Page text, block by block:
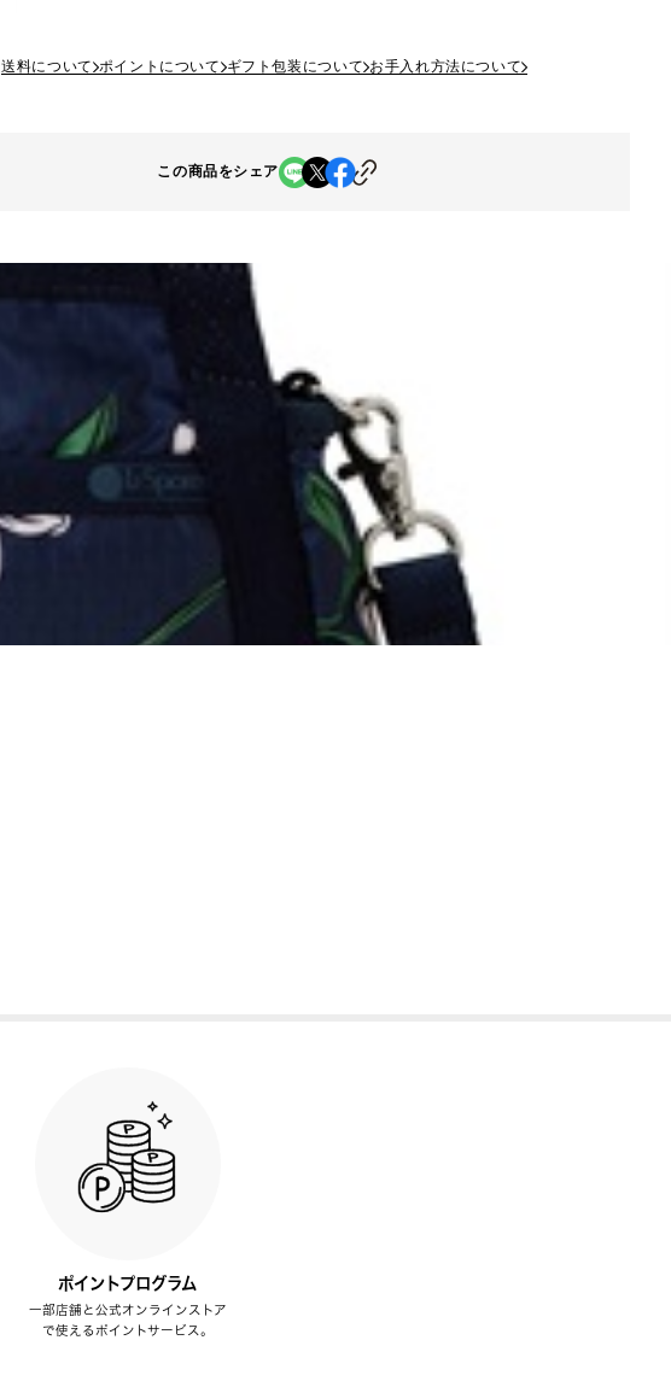
送料について ポイントについて ギフト包装について お手入れ方法について
この商品をシェア
ポイントプログラム
一部店舗と公式オンラインストア
で使えるポイントサービス。